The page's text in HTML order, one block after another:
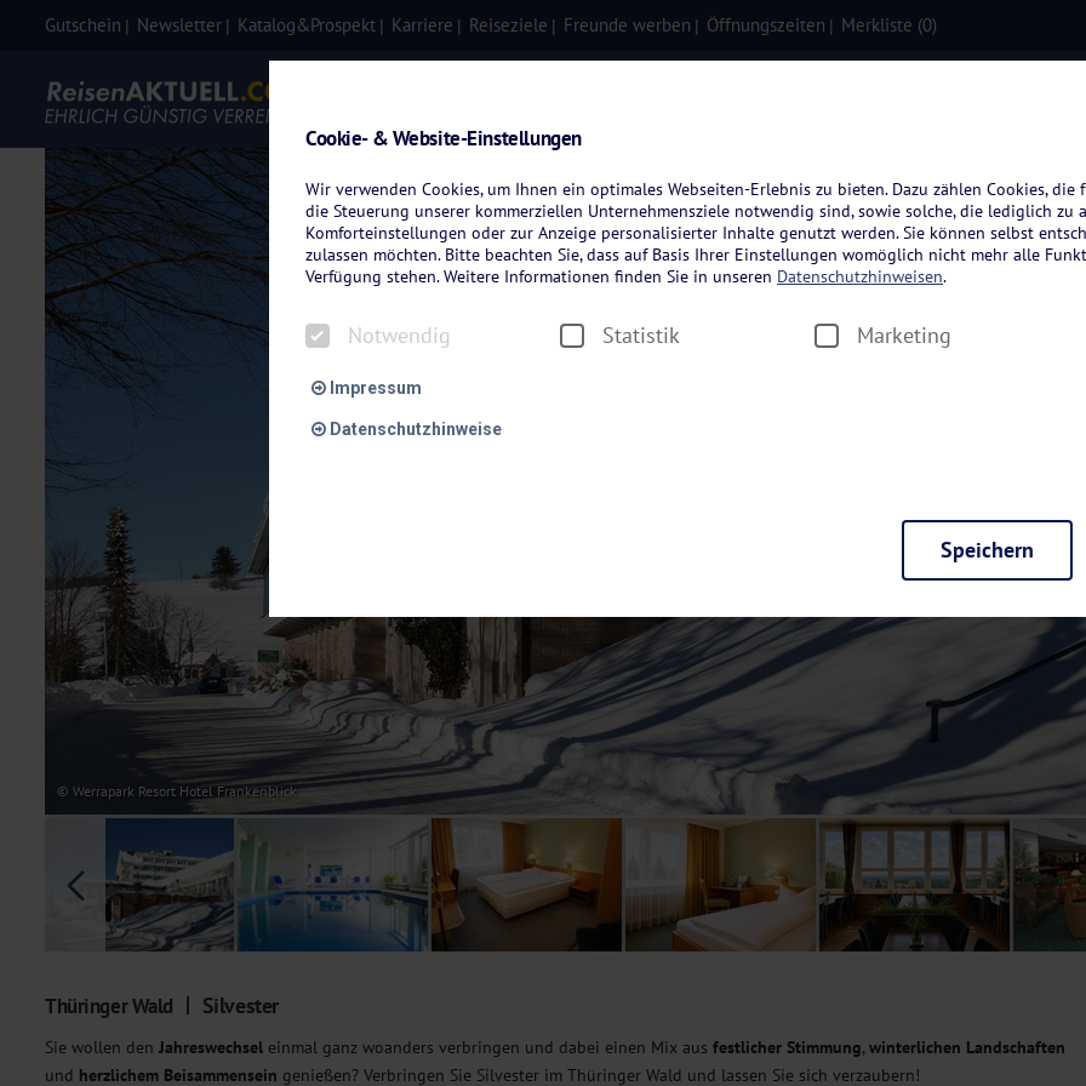
Gutschein Newsletter Katalog&Prospekt Karriere Reiseziele Freunde werben Öffnungszeiten Merkliste (0)
© Werrapark Resort Hotel Frankenblick
Thüringer Wald Silvester
Sie wollen den Jahreswechsel einmal ganz woanders verbringen und dabei einen Mix aus festlicher Stimmung,winterlichen Landschaften
und herzlichem Beisammensein genießen? Verbringen Sie Silvester im Thüringer Wald und lassen Sie sich verzaubern!
Cookie- & Website-Einstellungen
Wir verwenden Cookies, um Ihnen ein optimales Webseiten-Erlebnis zu bieten. Dazu zählen Cookies,
die Steuerung unserer kommerziellen Unternehmensziele notwendig sind, sowie solche, die lediglich zu
Komforteinstellungen oder zur Anzeige personalisierter Inhalte genutzt werden. Sie können selbst
zulassen möchten. Bitte beachten Sie, dass auf Basis Ihrer Einstellungen womöglich nicht mehr alle
Verfügung stehen. Weitere Informationen finden Sie in unseren Datenschutzhinweisen.
Notwendig Statistik Marketing
Impressum
Datenschutzhinweise
Diese Cookies sind für den Betrieb der Seite unbedingt notwendig und ermöglichen beispielsweise
möchten, um Ihnen unsere Dienste bei einem erneuten Besuch unserer Seite schneller zur Verfügung zu
Statistik
Um unser Angebot und unsere Webseite weiter zu verbessern, erfassen wir anonymisierte Daten für
dieser Cookies können wir beispielsweise die Besucherzahlen und den Effekt bestimmter Seiten unseres
unsere Inhalte optimieren. Wir nutzen hierfür Dienste von Google und Facebook. Durch diese Dienste
Übermittlung, der auf unsere Website erfassten Daten, kommen. Weitere Hinweise zu der Verarbeitung
Datenschutzhinweisen. Sie können Ihre Einwilligung jederzeit in den Cookie-Einstellungenwiderrufen.
Marketing
Diese Cookies werden genutzt, um Ihnen personalisierte Inhalte, passend zu Ihren Interessen anzuzeigen.
Speichern